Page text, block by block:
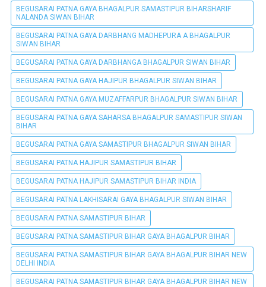
BEGUSARAI PATNA GAYA BHAGALPUR SAMASTIPUR BIHARSHARIF
NALANDA SIWAN BIHAR
BEGUSARAI PATNA GAYA DARBHANG MADHEPURA A BHAGALPUR
SIWAN BIHAR
BEGUSARAI PATNA GAYA DARBHANGA BHAGALPUR SIWAN BIHAR
BEGUSARAI PATNA GAYA HAJIPUR BHAGALPUR SIWAN BIHAR
BEGUSARAI PATNA GAYA MUZAFFARPUR BHAGALPUR SIWAN BIHAR
BEGUSARAI PATNA GAYA SAHARSA BHAGALPUR SAMASTIPUR SIWAN
BIHAR
BEGUSARAI PATNA GAYA SAMASTIPUR BHAGALPUR SIWAN BIHAR
BEGUSARAI PATNA HAJIPUR SAMASTIPUR BIHAR
BEGUSARAI PATNA HAJIPUR SAMASTIPUR BIHAR INDIA
BEGUSARAI PATNA LAKHISARAI GAYA BHAGALPUR SIWAN BIHAR
BEGUSARAI PATNA SAMASTIPUR BIHAR
BEGUSARAI PATNA SAMASTIPUR BIHAR GAYA BHAGALPUR BIHAR
BEGUSARAI PATNA SAMASTIPUR BIHAR GAYA BHAGALPUR BIHAR NEW
DELHI INDIA
BEGUSARAI PATNA SAMASTIPUR BIHAR GAYA BHAGALPUR BIHAR NEW